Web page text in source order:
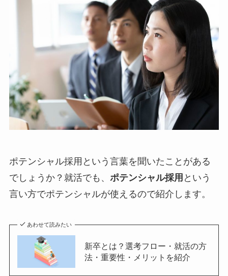
ポテンシャル採用という言葉を聞いたことがある
でしょうか？就活でも、 ポテンシャル採用 という
言い方でポテンシャルが使えるので紹介します。
あわせて読みたい
新卒とは？選考フロー・就活の方
法・重要性・メリットを紹介